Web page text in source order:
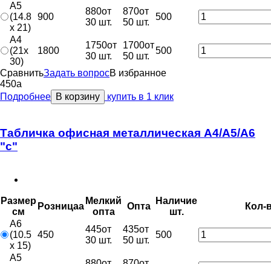
A5
(14.8
x 21)
900
880от
30 шт.
870от
50 шт.
500
A4
(21x
30)
1800
1750от
30 шт.
1700от
50 шт.
500
СравнитьЗадать вопросВ избранное
450a
Подробнее В корзину купить в 1 клик
Табличка офисная металлическая А4/А5/А6
"с"
Размер
см
Розницаa
Мелкий
оптa
Оптa
Наличие
шт.
Кол-
A6
(10.5
x 15)
450
445от
30 шт.
435от
50 шт.
500
A5